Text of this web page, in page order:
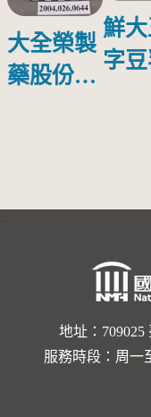
大全榮製
藥股份有
鮮
字
地址：
服務時段：周一